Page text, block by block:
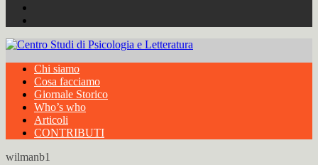
Chi siamo
Cosa facciamo
Giornale Storico
Who’s who
Articoli
CONTRIBUTI
wilmanb1